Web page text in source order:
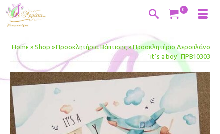
0
Home » Shop » Προσκλητήρια Βάπτισης » Προσκλητήριο Αεροπλάνο
`it`s a boy` ΠΡΒ10303